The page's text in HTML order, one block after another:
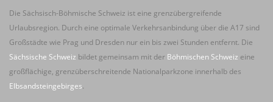
Die Sächsisch-Böhmische Schweiz ist eine grenzübergreifende
Urlaubsregion. Durch eine optimale Verkehrsanbindung über die A17 sind
Großstädte wie Prag und Dresden nur ein bis zwei Stunden entfernt. Die
Sächsische Schweiz bildet gemeinsam mit der Böhmischen Schweiz eine
großflächige, grenzüberschreitende Nationalparkzone innerhalb des
Elbsandsteingebirges.